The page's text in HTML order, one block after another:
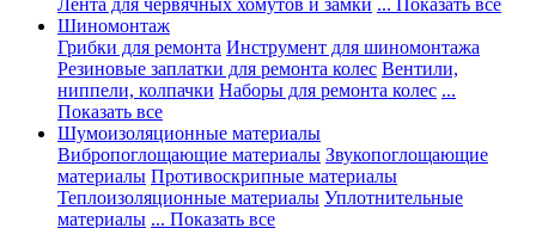
Лента для червячных хомутов и замки ... Показать все
Шиномонтаж
Грибки для ремонта Инструмент для шиномонтажа
Резиновые заплатки для ремонта колес Вентили,
ниппели, колпачки Наборы для ремонта колес ...
Показать все
Шумоизоляционные материалы
Вибропоглощающие материалы Звукопоглощающие
материалы Противоскрипные материалы
Теплоизоляционные материалы Уплотнительные
материалы ... Показать все